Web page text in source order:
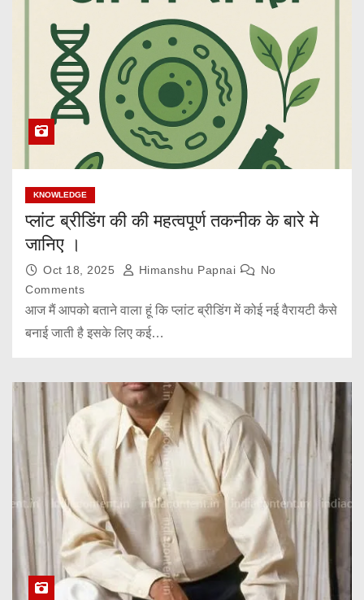
KNOWLEDGE
प्लांट ब्रीडिंग की की महत्वपूर्ण तकनीक के बारे मे
जानिए ।
Oct 18, 2025 Himanshu Papnai
No
Comments
आज मैं आपको बताने वाला हूं कि प्लांट ब्रीडिंग में कोई नई वैरायटी कैसे
बनाई जाती है इसके लिए कई…